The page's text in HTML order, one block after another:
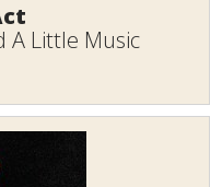
A Little Music